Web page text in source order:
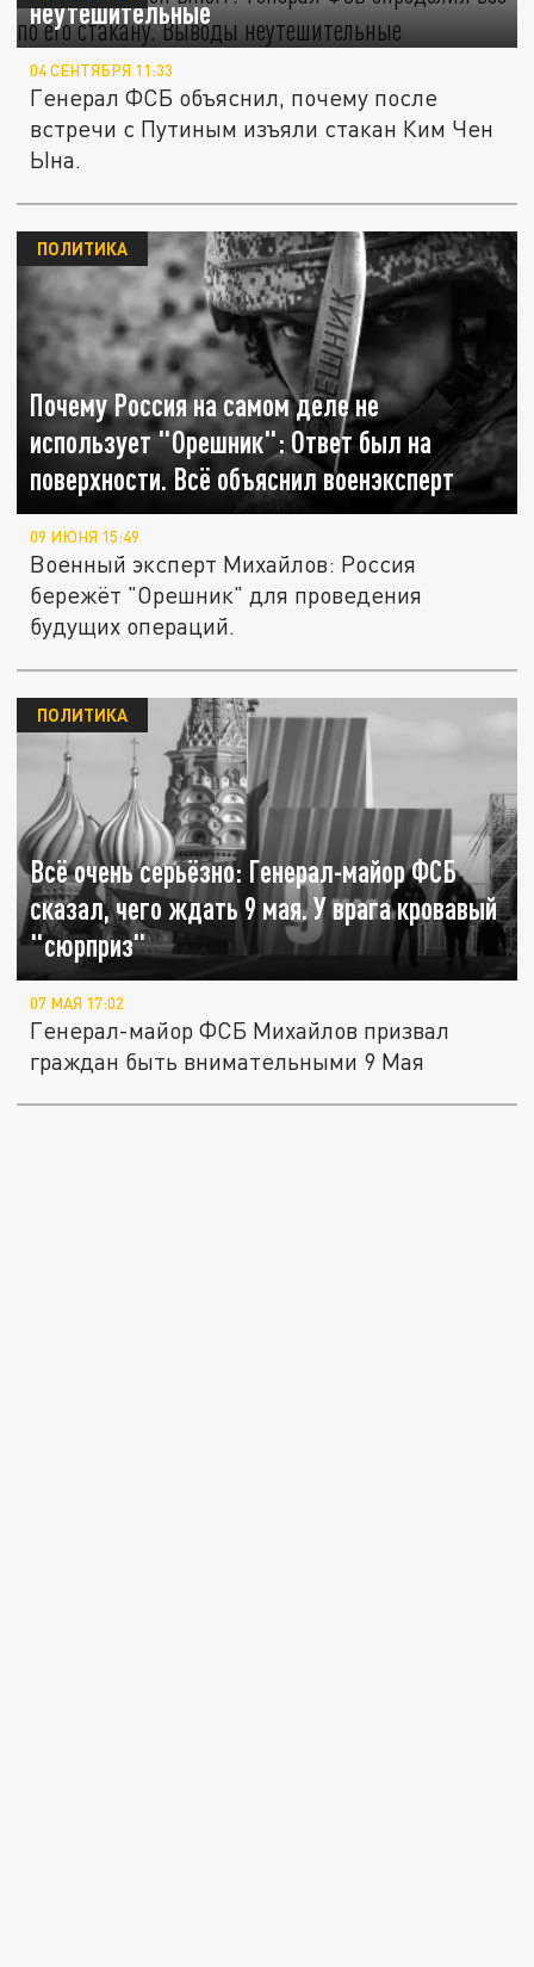
неутешительные
04 СЕНТЯБРЯ 11:33
Генерал ФСБ объяснил, почему после
встречи с Путиным изъяли стакан Ким Чен
Ына.
Почему Россия на самом деле не
использует "Орешник": Ответ был на
поверхности. Всё объяснил военэксперт
ПОЛИТИКА
09 ИЮНЯ 15:49
Военный эксперт Михайлов: Россия
бережёт "Орешник" для проведения
будущих операций.
Всё очень серьёзно: Генерал-майор ФСБ
сказал, чего ждать 9 мая. У врага кровавый
"сюрприз"
ПОЛИТИКА
07 МАЯ 17:02
Генерал-майор ФСБ Михайлов призвал
граждан быть внимательными 9 Мая